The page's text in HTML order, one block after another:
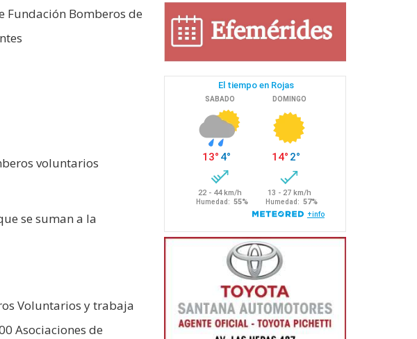
Fundación Bomberos de
voluntarios
se suman a la
Voluntarios y trabaja
Asociaciones de